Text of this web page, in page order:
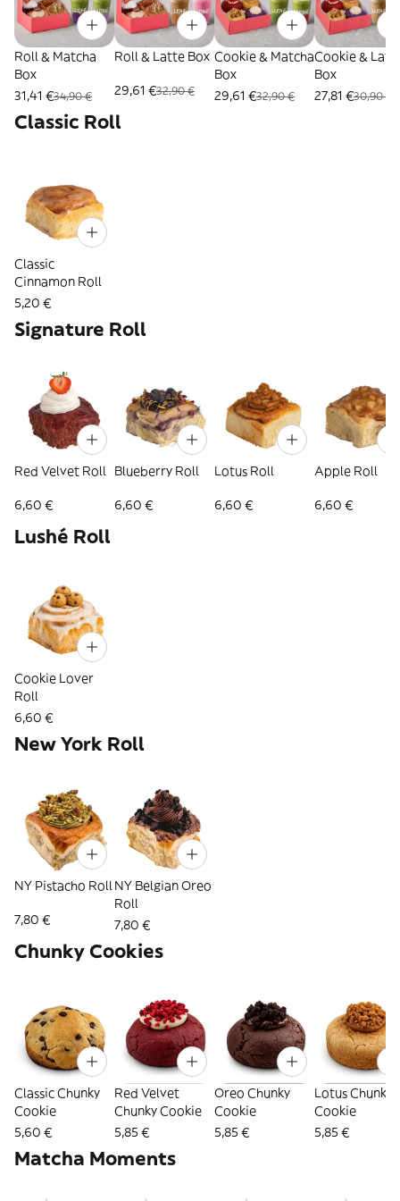
Roll & Matcha
Box
31,41 €34,90 €
Roll & Latte Box
29,61 €32,90 €
Cookie & Matcha
Box
29,61 €32,90 €
Cookie &
Box
27,81 €30,90 €
Classic Roll
Classic
Cinnamon Roll
5,20 €
Signature Roll
Red Velvet Roll
6,60 €
Blueberry Roll
6,60 €
Lotus Roll
6,60 €
Apple Roll
6,60 €
Lushé Roll
Cookie Lover
Roll
6,60 €
New York Roll
NY Pistacho Roll
7,80 €
NY Belgian Oreo
Roll
7,80 €
Chunky Cookies
Classic Chunky
Cookie
5,60 €
Red Velvet
Chunky Cookie
5,85 €
Oreo Chunky
Cookie
5,85 €
Lotus Chunky
Cookie
5,85 €
Matcha Moments